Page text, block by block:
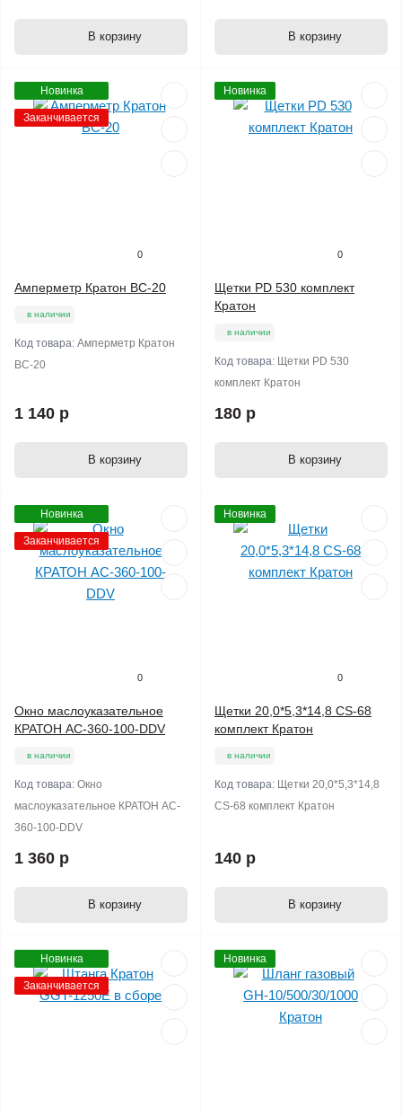
В корзину В корзину
Новинка
Заканчивается
0
Амперметр Кратон ВС-20
в наличии
Код товара: Амперметр Кратон
ВС-20
1 140 р
В корзину
Новинка
0
Щетки PD 530 комплект
Кратон
в наличии
Код товара: Щетки PD 530
комплект Кратон
180 р
В корзину
Новинка
Заканчивается
0
Окно маслоуказательное
КРАТОН AC-360-100-DDV
в наличии
Код товара: Окно
маслоуказательное КРАТОН AC-
360-100-DDV
1 360 р
В корзину
Новинка
0
Щетки 20,0*5,3*14,8 CS-68
комплект Кратон
в наличии
Код товара: Щетки 20,0*5,3*14,8
CS-68 комплект Кратон
140 р
В корзину
Новинка
Заканчивается
Новинка